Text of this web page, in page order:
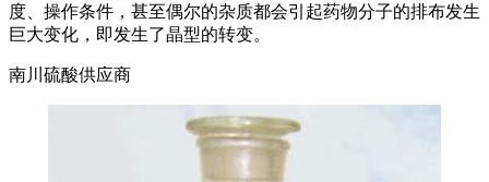
度、操作条件，甚至偶尔的杂质都会引起药物分子的排布发生
巨大变化，即发生了晶型的转变。
南川硫酸供应商